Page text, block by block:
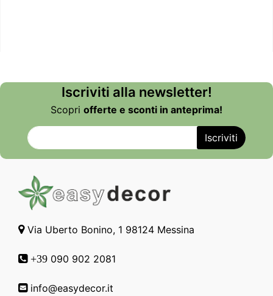
Iscriviti alla newsletter!
Scopri offerte e sconti in anteprima!
Via Uberto Bonino, 1 98124 Messina
+39 090 902 2081
info@easydecor.it